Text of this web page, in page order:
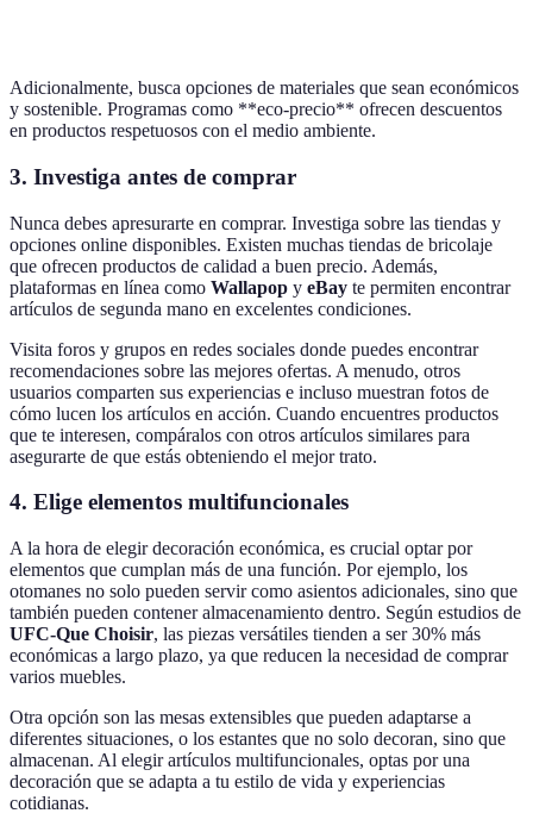
Adicionalmente, busca opciones de materiales que sean económicos
y sostenible. Programas como **eco-precio** ofrecen descuentos
en productos respetuosos con el medio ambiente.
3. Investiga antes de comprar
Nunca debes apresurarte en comprar. Investiga sobre las tiendas y
opciones online disponibles. Existen muchas tiendas de bricolaje
que ofrecen productos de calidad a buen precio. Además,
plataformas en línea como Wallapop y eBay te permiten encontrar
artículos de segunda mano en excelentes condiciones.
Visita foros y grupos en redes sociales donde puedes encontrar
recomendaciones sobre las mejores ofertas. A menudo, otros
usuarios comparten sus experiencias e incluso muestran fotos de
cómo lucen los artículos en acción. Cuando encuentres productos
que te interesen, compáralos con otros artículos similares para
asegurarte de que estás obteniendo el mejor trato.
4. Elige elementos multifuncionales
A la hora de elegir decoración económica, es crucial optar por
elementos que cumplan más de una función. Por ejemplo, los
otomanes no solo pueden servir como asientos adicionales, sino que
también pueden contener almacenamiento dentro. Según estudios de
UFC-Que Choisir, las piezas versátiles tienden a ser 30% más
económicas a largo plazo, ya que reducen la necesidad de comprar
varios muebles.
Otra opción son las mesas extensibles que pueden adaptarse a
diferentes situaciones, o los estantes que no solo decoran, sino que
almacenan. Al elegir artículos multifuncionales, optas por una
decoración que se adapta a tu estilo de vida y experiencias
cotidianas.